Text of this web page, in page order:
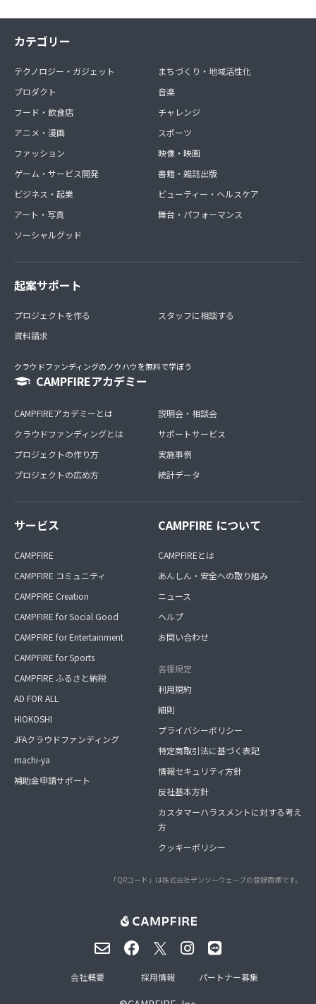
カテゴリー
テクノロジー・ガジェット
プロダクト
フード・飲食店
アニメ・漫画
ファッション
ゲーム・サービス開発
ビジネス・起業
アート・写真
ソーシャルグッド
まちづくり・地域活性化
音楽
チャレンジ
スポーツ
映像・映画
書籍・雑誌出版
ビューティー・ヘルスケア
舞台・パフォーマンス
起案サポート
プロジェクトを作る
資料請求
スタッフに相談する
クラウドファンディングのノウハウを無料で学ぼう
CAMPFIREアカデミー
CAMPFIREアカデミーとは
クラウドファンディングとは
プロジェクトの作り方
プロジェクトの広め方
説明会・相談会
サポートサービス
実施事例
統計データ
サービス
CAMPFIRE
CAMPFIRE コミュニティ
CAMPFIRE Creation
CAMPFIRE for Social Good
CAMPFIRE for Entertainment
CAMPFIRE for Sports
CAMPFIRE ふるさと納税
AD FOR ALL
HIOKOSHI
JFAクラウドファンディング
machi-ya
補助金申請サポート
CAMPFIRE について
CAMPFIREとは
あんしん・安全への取り組み
ニュース
ヘルプ
お問い合わせ
各種規定
利用規約
細則
プライバシーポリシー
特定商取引法に基づく表記
情報セキュリティ方針
反社基本方針
カスタマーハラスメントに対する考え
方
クッキーポリシー
「QRコード」は株式会社デンソーウェーブの登録商標です。
会社概要 採用情報 パートナー募集